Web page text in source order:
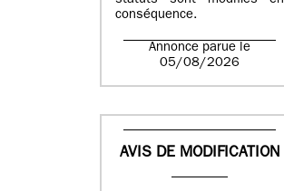
conséquence.
Annonce parue le
05/08/2026
AVIS DE MODIFICATION